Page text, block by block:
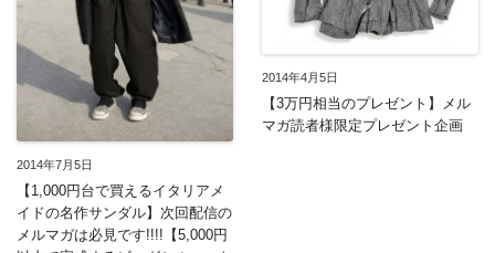
2014年7月5日
【1,000円台で買えるイタリアメ
イドの名作サンダル】次回配信の
メルマガは必見です!!!!【5,000円
2014年4月5日
【3万円相当のプレゼント】メル
マガ読者様限定プレゼント企画